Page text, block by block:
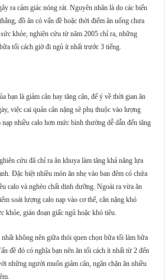
ra cảm giác nóng rát. Nguyên nhân là do các biến
đồ ăn có vấn đề hoặc thời điểm ăn uống chưa
khỏe, nghiên cứu từ năm 2005 chỉ ra, những
tối cách giờ đi ngủ ít nhất trước 3 tiếng.
bạn là giảm cân hay tăng cân, để ý về thời gian ăn
việc cai quản cân nặng sẽ phụ thuộc vào lượng
nhiều calo hơn mức bình thường dễ dẫn đến tăng
cứu đã chỉ ra ăn khuya làm tăng khả năng lựa
Đặc biệt nhiều món ăn nhẹ vào ban đêm có chứa
calo và nghèo chất dinh dưỡng. Ngoài ra vừa ăn
soát lượng calo nạp vào cơ thể, cân nặng khó
khỏe, gián đoạn giấc ngủ hoặc khó tiêu.
không nên giữa thói quen chọn bữa tối làm bữa
đề đó có nghĩa bạn nên ăn tối cách ít nhất từ 2 đến
những người muốn giảm cân, ngăn chặn ăn nhiều